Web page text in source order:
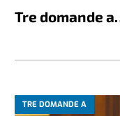
Tre domande
TRE DOMANDE A